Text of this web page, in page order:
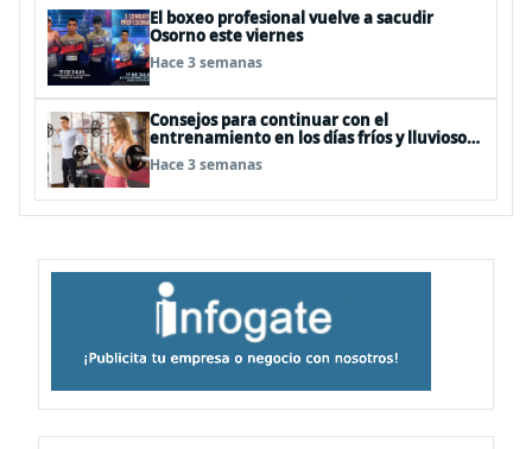
El boxeo profesional vuelve a sacudir
Osorno este viernes
Hace 3 semanas
Consejos para continuar con el
entrenamiento en los días fríos y lluviosos
de invierno
Hace 3 semanas